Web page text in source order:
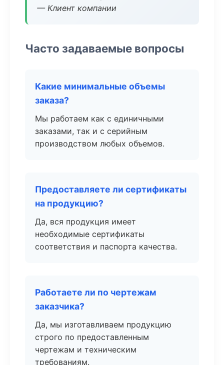
— Клиент компании
Часто задаваемые вопросы
Какие минимальные объемы
заказа?
Мы работаем как с единичными
заказами, так и с серийным
производством любых объемов.
Предоставляете ли сертификаты
на продукцию?
Да, вся продукция имеет
необходимые сертификаты
соответствия и паспорта качества.
Работаете ли по чертежам
заказчика?
Да, мы изготавливаем продукцию
строго по предоставленным
чертежам и техническим
требованиям.